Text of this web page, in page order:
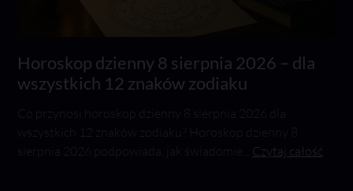
Horoskop dzienny 8 sierpnia 2026 – dla
wszystkich 12 znaków zodiaku
Czytaj całość